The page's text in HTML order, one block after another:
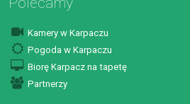
Kamery w Karpaczu
Pogoda w Karpaczu
Biorę Karpacz na tapetę
Partnerzy